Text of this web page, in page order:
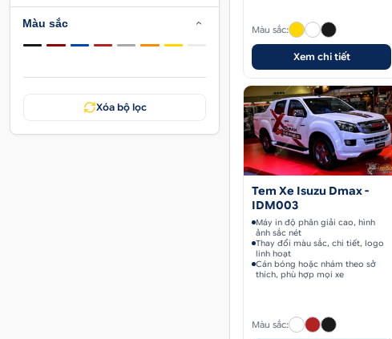
Màu sắc
Xóa bộ lọc
Màu sắc:
Xem chi tiết
Tem Xe Isuzu Dmax -
IDM003
Máy in độ phân giải cao, hình
ảnh sắc nét
Thay đổi màu sắc, chi tiết, logo
linh hoạt
Cán bóng hoặc nhám theo sở
thích, phù hợp mọi xe
Màu sắc: